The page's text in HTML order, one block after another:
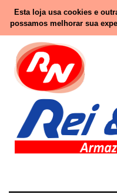
Esta loja usa cookies e
possamos melhorar sua